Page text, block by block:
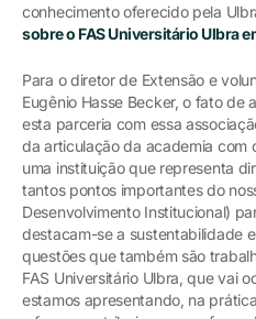
conhecimento oferecido pela
sobre o FAS Universitário Ulbra
Para o diretor de Extensão e
Eugênio Hasse Becker, o fato de
esta parceria com essa
da articulação da academia com
uma instituição que representa
tantos pontos importantes do
Desenvolvimento Institucional)
destacam-se a sustentabilidade
questões que também são
FAS Universitário Ulbra, que vai
estamos apresentando, na